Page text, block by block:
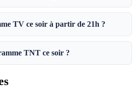
TV ce soir à partir de 21h ?
TNT ce soir ?